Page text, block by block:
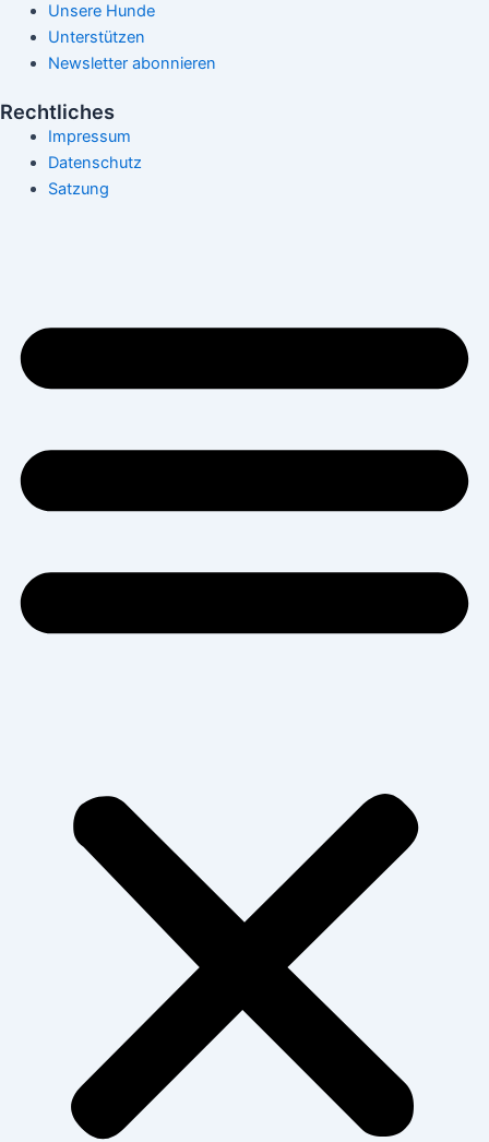
Unsere Hunde
Unterstützen
Newsletter abonnieren
Rechtliches
Impressum
Datenschutz
Satzung